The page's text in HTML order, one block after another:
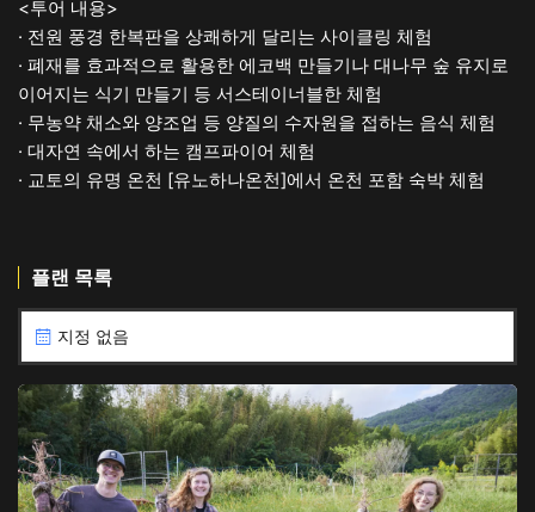
<투어 내용>
· 전원 풍경 한복판을 상쾌하게 달리는 사이클링 체험
· 폐재를 효과적으로 활용한 에코백 만들기나 대나무 숲 유지로
이어지는 식기 만들기 등 서스테이너블한 체험
· 무농약 채소와 양조업 등 양질의 수자원을 접하는 음식 체험
· 대자연 속에서 하는 캠프파이어 체험
· 교토의 유명 온천 [유노하나온천]에서 온천 포함 숙박 체험
플랜 목록
지정 없음